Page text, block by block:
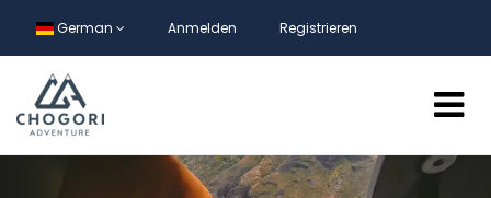
German Anmelden Registrieren